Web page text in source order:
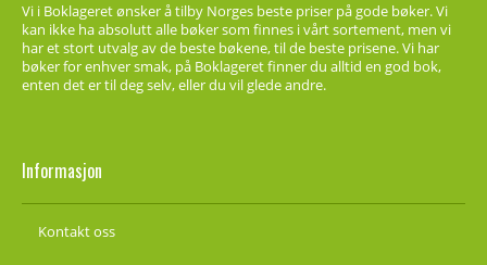
Vi i Boklageret ønsker å tilby Norges beste priser på gode bøker. Vi
kan ikke ha absolutt alle bøker som finnes i vårt sortement, men vi
har et stort utvalg av de beste bøkene, til de beste prisene. Vi har
bøker for enhver smak, på Boklageret finner du alltid en god bok,
enten det er til deg selv, eller du vil glede andre.
Informasjon
Kontakt oss